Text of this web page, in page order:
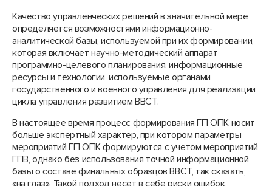
Качество управленческих решений в значительной мере
определяется возможностями информационно-
аналитической базы, используемой при их формировании,
которая включает научно-методический аппарат
программно-целевого планирования, информационные
ресурсы и технологии, используемые органами
государственного и военного управления для реализации
цикла управления развитием ВВСТ.
В настоящее время процесс формирования ГП ОПК носит
больше экспертный характер, при котором параметры
мероприятий ГП ОПК формируются с учетом мероприятий
ГПВ, однако без использования точной информационной
базы о составе финальных образцов ВВСТ, так сказать,